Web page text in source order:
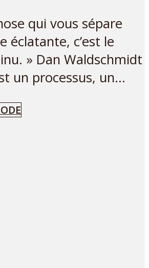
qui vous sépare
éclatante, c’est le
» Dan Waldschmidt
un processus, un...